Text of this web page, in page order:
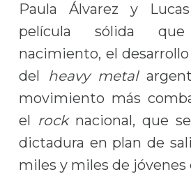
Paula Álvarez y
película sólida
nacimiento, el
del
heavy metal
movimiento más
el rocknacional, que
dictadura en plan de
miles y miles de jóvenes